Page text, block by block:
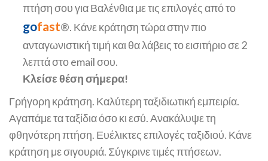
πτήση σου για Βαλένθια με τις επιλογές από το
gofast®. Κάνε κράτηση τώρα στην πιο
ανταγωνιστική τιμή και θα λάβεις το εισιτήριο σε 2
λεπτά στο email σου.
Κλείσε θέση σήμερα!
Γρήγορη κράτηση. Καλύτερη ταξιδιωτική εμπειρία.
Αγαπάμε τα ταξίδια όσο κι εσύ. Ανακάλυψε τη
φθηνότερη πτήση. Ευέλικτες επιλογές ταξιδιού. Κάνε
κράτηση με σιγουριά. Σύγκρινε τιμές πτήσεων.